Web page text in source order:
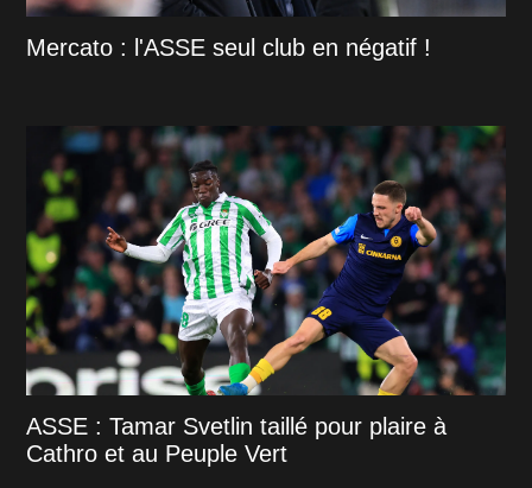
Mercato : l'ASSE seul club en négatif !
ASSE : Tamar Svetlin taillé pour plaire à
Cathro et au Peuple Vert